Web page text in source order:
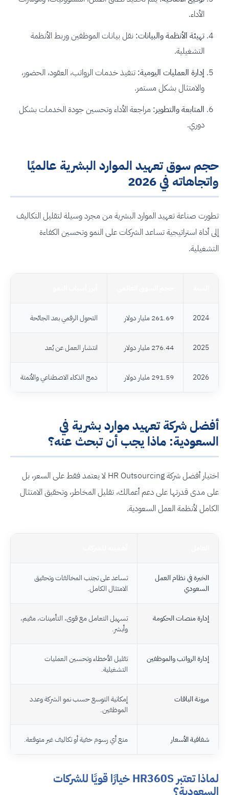
الأداء.
تهيئة الأنظمة والبيانات: نقل بيانات الموظفين وربط الأنظمة
التشغيلية.
إدارة العمليات اليومية: تنفيذ خدمات الرواتب، العقود، الحضور،
والامتثال بشكل مستمر.
المتابعة والتطوير: مراجعة الأداء وتحسين جودة الخدمات بشكل
دوري.
حجم سوق تعهيد الموارد البشرية عالميًا
واتجاهاته في 2026
تطورت صناعة تعهيد الموارد البشرية من مجرد وسيلة لتقليل التكاليف
إلى أداة استراتيجية تساعد الشركات على النمو وتحسين الكفاءة
التشغيلية.
2024 261.69 مليار دولار التحول الرقمي بعد الجائحة
2025 276.44 مليار دولار انتشار العمل عن بُعد
2026 291.59 مليار دولار دمج الذكاء الاصطناعي والأتمتة
أفضل شركة تعهيد موارد بشرية في
السعودية: ماذا يجب أن تبحث عنه؟
اختيار أفضل شركة HR Outsourcing لا يعتمد فقط على السعر، بل
على مدى قدرتها على دعم أعمالك، تقليل المخاطر، وتحقيق الامتثال
الكامل لأنظمة العمل السعودية.
الخبرة في نظام العمل
السعودي
تساعد على تجنب المخالفات وتحقيق
الامتثال الكامل.
إدارة منصات الحكومة
تسهيل التعامل مع قوى، التأمينات، مقيم،
وأبشر.
إدارة الرواتب والموظفين
تقليل الأخطاء وتحسين العمليات
التشغيلية.
مرونة الباقات
إمكانية التوسع حسب نمو الشركة وعدد
الموظفين.
شفافية الأسعار منع أي رسوم خفية أو تكاليف غير متوقعة.
لماذا تعتبر HR360S خيارًا قويًا للشركات
السعودية؟